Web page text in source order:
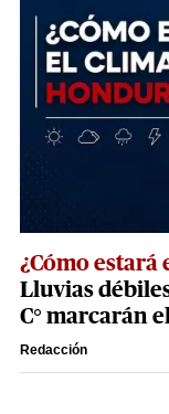
¿Cómo estará
Lluvias
C° marcarán
Redacción